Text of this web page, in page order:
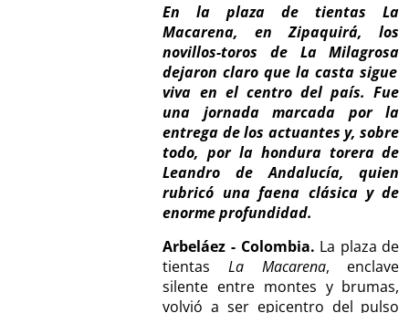
En la plaza de tientasLa
Macarena, en Zipaquirá, los
novillos-toros de La Milagrosa
dejaron claro que la casta sigue
viva en el centro del país. Fue
una jornada marcada por la
entrega de los actuantes y, sobre
todo, por la hondura torera de
Leandro de Andalucía, quien
rubricó una faena clásica y de
enorme profundidad.
Arbeláez - Colombia. La plaza de
tientasLa Macarena, enclave
silente entre montes y brumas,
volvió a ser epicentro del pulso